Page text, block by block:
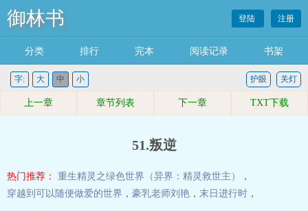
御林书 登陆 注册
分类 排行 完本 阅读记录 书架
字: 大 中 小 关灯
护眼
上一章 章节列表 下一章 TXT下载
51.叛逆
热门推荐： 重生精灵之绿色世界（异界：精灵救世主）
，
穿越到可以随便做爱的世界 ， 豪乳老师刘艳 ， 末日进行时 ，